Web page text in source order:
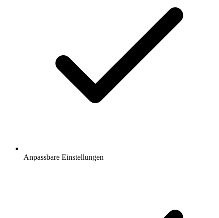
Anpassbare Einstellungen